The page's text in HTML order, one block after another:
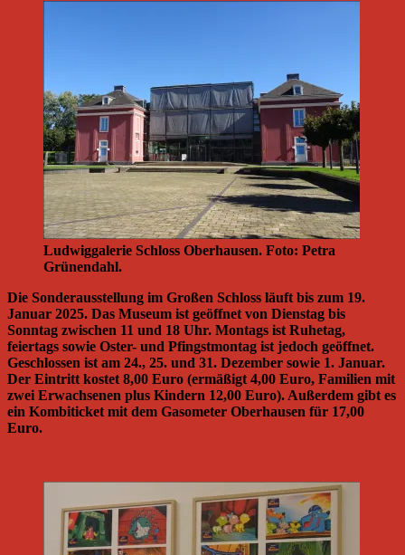
Ludwiggalerie Schloss Oberhausen. Foto: Petra
Grünendahl.
Die Sonderausstellung im Großen Schloss läuft bis zum 19.
Januar 2025. Das Museum ist geöffnet von Dienstag bis
Sonntag zwischen 11 und 18 Uhr. Montags ist Ruhetag,
feiertags sowie Oster- und Pfingstmontag ist jedoch geöffnet.
Geschlossen ist am 24., 25. und 31. Dezember sowie 1. Januar.
Der Eintritt kostet 8,00 Euro (ermäßigt 4,00 Euro, Familien mit
zwei Erwachsenen plus Kindern 12,00 Euro). Außerdem gibt es
ein Kombiticket mit dem Gasometer Oberhausen für 17,00
Euro.